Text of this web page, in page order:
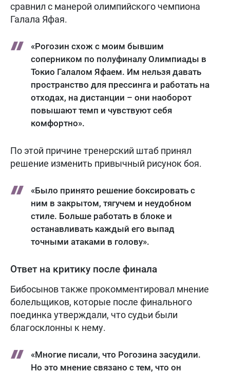
сравнил с манерой олимпийского чемпиона
Галала Яфая.
«Рогозин схож с моим бывшим
соперником по полуфиналу Олимпиады в
Токио Галалом Яфаем. Им нельзя давать
пространство для прессинга и работать на
отходах, на дистанции – они наоборот
повышают темп и чувствуют себя
комфортно».
По этой причине тренерский штаб принял
решение изменить привычный рисунок боя.
«Было принято решение боксировать с
ним в закрытом, тягучем и неудобном
стиле. Больше работать в блоке и
останавливать каждый его выпад
точными атаками в голову».
Ответ на критику после финала
Бибосынов также прокомментировал мнение
болельщиков, которые после финального
поединка утверждали, что судьи были
благосклонны к нему.
«Многие писали, что Рогозина засудили.
Но это мнение связано с тем, что он